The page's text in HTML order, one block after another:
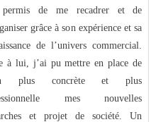
de vente
permis de me recadrer et de
grâce à son expérience et sa
de l’univers commercial.
à lui, j’ai pu mettre en place de
plus concrète et plus
mes nouvelles
et projet de société. Un